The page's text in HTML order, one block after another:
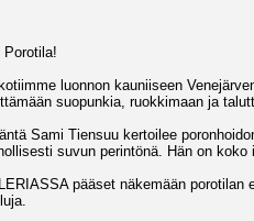
Porotila!
luonnon kauniiseen
suopunkia, ruokkimaan ja
Sami Tiensuu kertoilee
suvun perintönä. Hän on
pääset näkemään